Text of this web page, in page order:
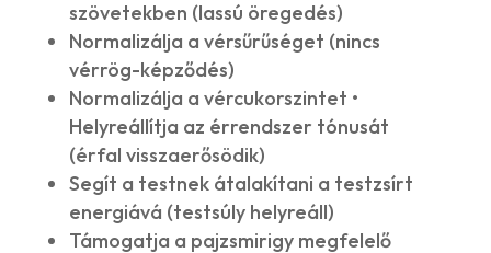
szövetekben (lassú öregedés)
Normalizálja a vérsűrűséget (nincs
vérrög-képződés)
Normalizálja a vércukorszintet •
Helyreállítja az érrendszer tónusát
(érfal visszaerősödik)
Segít a testnek átalakítani a testzsírt
energiává (testsúly helyreáll)
Támogatja a pajzsmirigy megfelelő